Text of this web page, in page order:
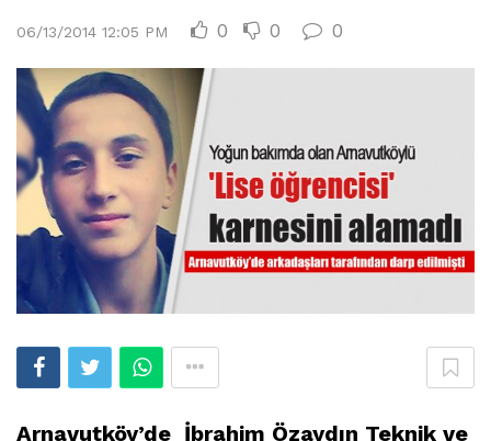
06/13/2014 12:05 PM 0 0 0
Arnavutköy’de İbrahim Özaydın Teknik ve